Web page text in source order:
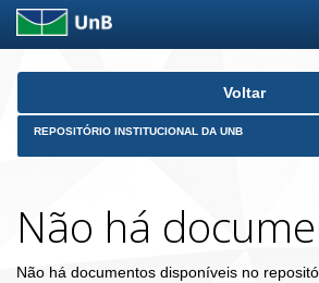
Skip
Voltar
REPOSITÓRIO INSTITUCIONAL DA UNB
Não há
Não há documentos disponíveis no